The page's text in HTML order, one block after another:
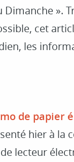
Dimanche ».
cet
les
de papier
hier à la
lecteur